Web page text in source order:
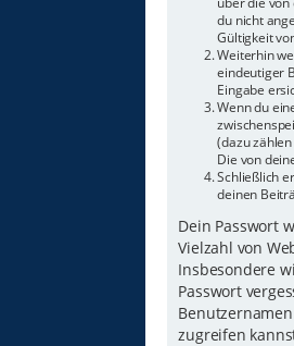
du nicht
Gültigkeit
Weiterhin
eindeutiger
Eingabe
Wenn du
(dazu
Die von
Schließlich
deinen
Dein Passwort
Vielzahl von
Insbesondere
Passwort
zugreifen